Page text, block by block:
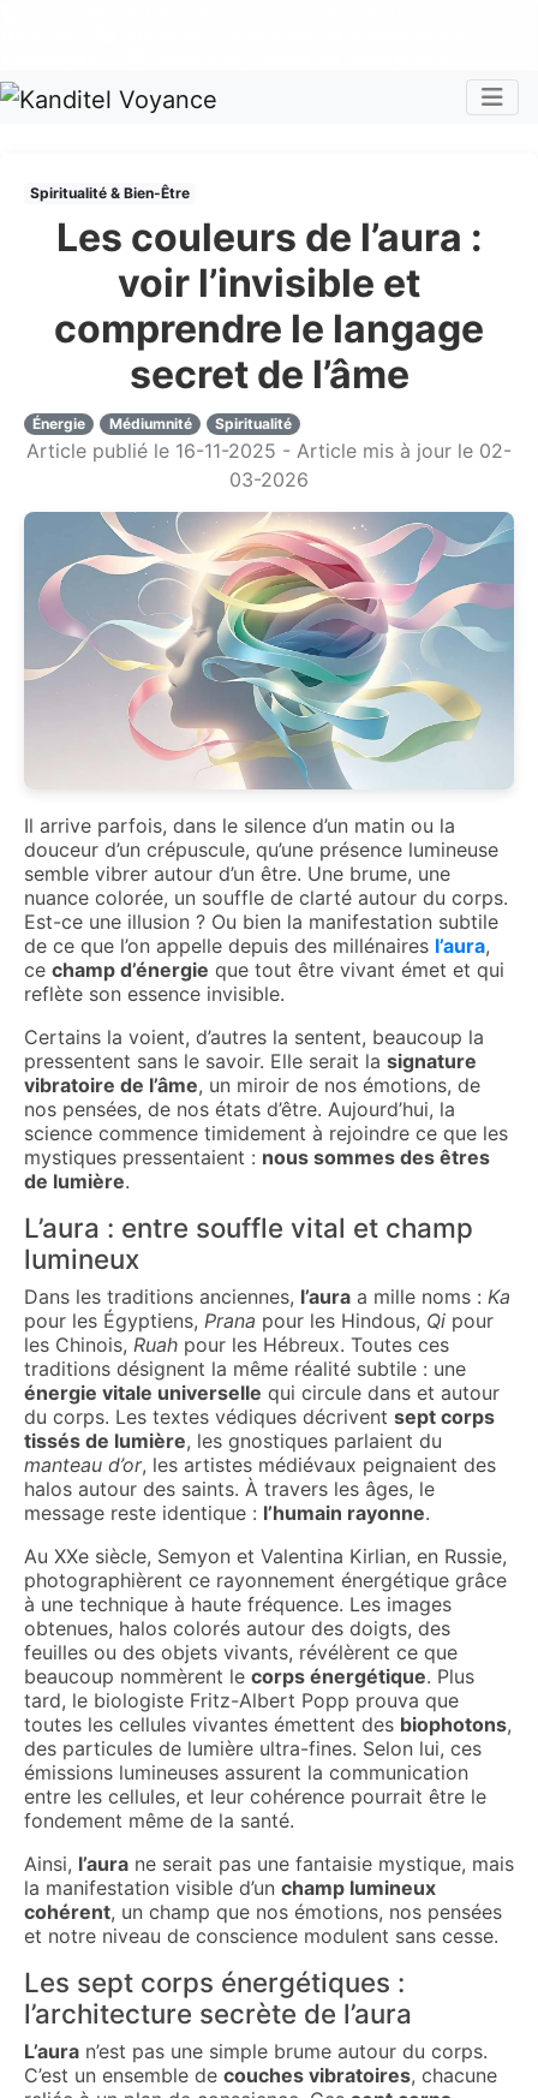
Spiritualité & Bien-Être
Les couleurs de l’aura :
voir l’invisible et
comprendre le langage
secret de l’âme
Énergie Médiumnité Spiritualité
Article publié le 16-11-2025 - Article mis à jour le 02-
03-2026
Il arrive parfois, dans le silence d’un matin ou la
douceur d’un crépuscule, qu’une présence lumineuse
semble vibrer autour d’un être. Une brume, une
nuance colorée, un souffle de clarté autour du corps.
Est-ce une illusion ? Ou bien la manifestation subtile
de ce que l’on appelle depuis des millénaires l’aura,
ce champ d’énergie que tout être vivant émet et qui
reflète son essence invisible.
Certains la voient, d’autres la sentent, beaucoup la
pressentent sans le savoir. Elle serait la signature
vibratoire de l’âme, un miroir de nos émotions, de
nos pensées, de nos états d’être. Aujourd’hui, la
science commence timidement à rejoindre ce que les
mystiques pressentaient : nous sommes des êtres
de lumière.
L’aura : entre souffle vital et champ
lumineux
Dans les traditions anciennes, l’aura a mille noms : Ka
pour les Égyptiens, Prana pour les Hindous, Qi pour
les Chinois, Ruah pour les Hébreux. Toutes ces
traditions désignent la même réalité subtile : une
énergie vitale universelle qui circule dans et autour
du corps. Les textes védiques décrivent sept corps
tissés de lumière, les gnostiques parlaient du
manteau d’or, les artistes médiévaux peignaient des
halos autour des saints. À travers les âges, le
message reste identique : l’humain rayonne.
Au XXe siècle, Semyon et Valentina Kirlian, en Russie,
photographièrent ce rayonnement énergétique grâce
à une technique à haute fréquence. Les images
obtenues, halos colorés autour des doigts, des
feuilles ou des objets vivants, révélèrent ce que
beaucoup nommèrent le corps énergétique. Plus
tard, le biologiste Fritz-Albert Popp prouva que
toutes les cellules vivantes émettent des biophotons,
des particules de lumière ultra-fines. Selon lui, ces
émissions lumineuses assurent la communication
entre les cellules, et leur cohérence pourrait être le
fondement même de la santé.
Ainsi, l’aura ne serait pas une fantaisie mystique, mais
la manifestation visible d’un champ lumineux
cohérent, un champ que nos émotions, nos pensées
et notre niveau de conscience modulent sans cesse.
Les sept corps énergétiques :
l’architecture secrète de l’aura
L’aura n’est pas une simple brume autour du corps.
C’est un ensemble de couches vibratoires, chacune